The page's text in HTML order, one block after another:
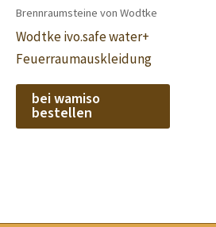
Brennraumsteine von Wodtke
Wodtke ivo.safe water+
Feuerraumauskleidung
bei wamiso
bestellen